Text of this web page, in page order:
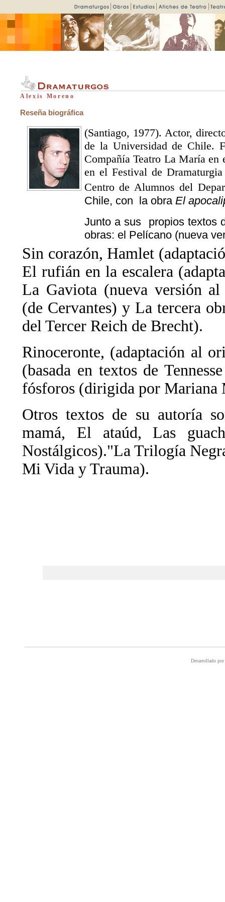
Alexis Moreno
Reseña biográfica
(Santiago, 1977). Actor,
de la Universidad de Chile.
Compañía Teatro La María
en el Festival de
Centro de Alumnos del
Chile, con la obra El
Junto a sus propios textos
obras: el Pelícano (nueva
Sin corazón, Hamlet
El rufián en la escalera
La Gaviota (nueva versión
(de Cervantes) y La tercera
del Tercer Reich de Brecht).
Rinoceronte, (adaptación al
(basada en textos de
fósforos (dirigida por Mariana
Otros textos de su autoría
mamá, El ataúd, Las
Nostálgicos)."La Trilogía
Mi Vida y Trauma).
Desarrollado por